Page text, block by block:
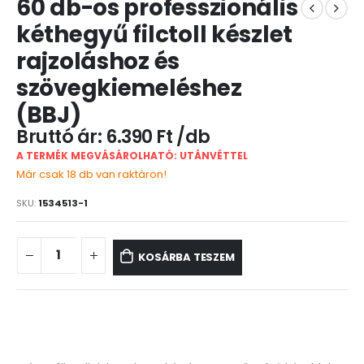
60 db-os professzionális
kéthegyű filctoll készlet
rajzoláshoz és
szövegkiemeléshez
(BBJ)
6.390 Ft
A TERMÉK MEGVÁSÁROLHATÓ: UTÁNVÉTTEL
Már csak 18 db van raktáron!
SKU:1534513-1
KOSÁRBA TESZEM